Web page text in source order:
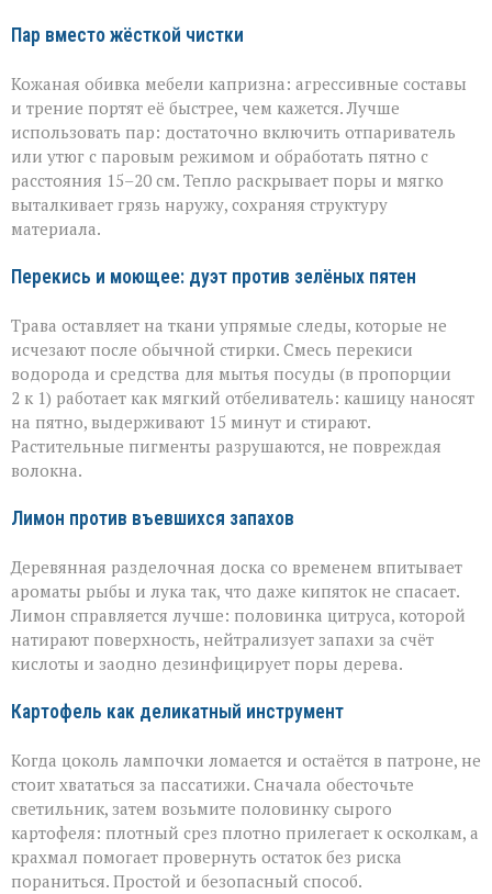
Пар вместо жёсткой чистки
Кожаная обивка мебели капризна: агрессивные составы
и трение портят её быстрее, чем кажется. Лучше
использовать пар: достаточно включить отпариватель
или утюг с паровым режимом и обработать пятно с
расстояния 15–20 см. Тепло раскрывает поры и мягко
выталкивает грязь наружу, сохраняя структуру
материала.
Перекись и моющее: дуэт против зелёных пятен
Трава оставляет на ткани упрямые следы, которые не
исчезают после обычной стирки. Смесь перекиси
водорода и средства для мытья посуды (в пропорции
2 к 1) работает как мягкий отбеливатель: кашицу наносят
на пятно, выдерживают 15 минут и стирают.
Растительные пигменты разрушаются, не повреждая
волокна.
Лимон против въевшихся запахов
Деревянная разделочная доска со временем впитывает
ароматы рыбы и лука так, что даже кипяток не спасает.
Лимон справляется лучше: половинка цитруса, которой
натирают поверхность, нейтрализует запахи за счёт
кислоты и заодно дезинфицирует поры дерева.
Картофель как деликатный инструмент
Когда цоколь лампочки ломается и остаётся в патроне, не
стоит хвататься за пассатижи. Сначала обесточьте
светильник, затем возьмите половинку сырого
картофеля: плотный срез плотно прилегает к осколкам, а
крахмал помогает провернуть остаток без риска
пораниться. Простой и безопасный способ.